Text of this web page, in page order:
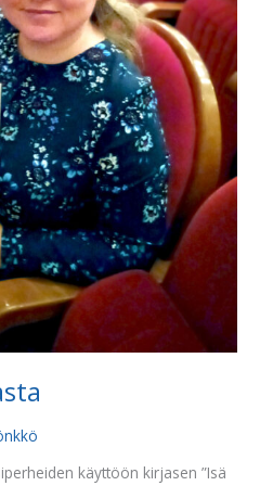
käyttöön kirjasen ”Isä